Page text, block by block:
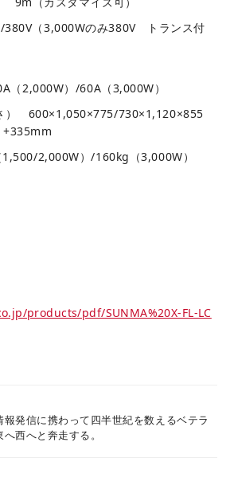
（3,000Wのみ380V トランス付
（2,000W）/60A（3,000W）
） 600×1,050×775/730×1,120×855
+335mm
2,000W）/160kg（3,000W）
products/pdf/SUNMA%20X-FL-LC
発信に携わって四半世紀を数えるベテラ
西へと奔走する。